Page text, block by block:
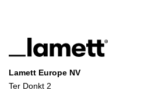
Lamett Europe NV
Ter Donkt 2